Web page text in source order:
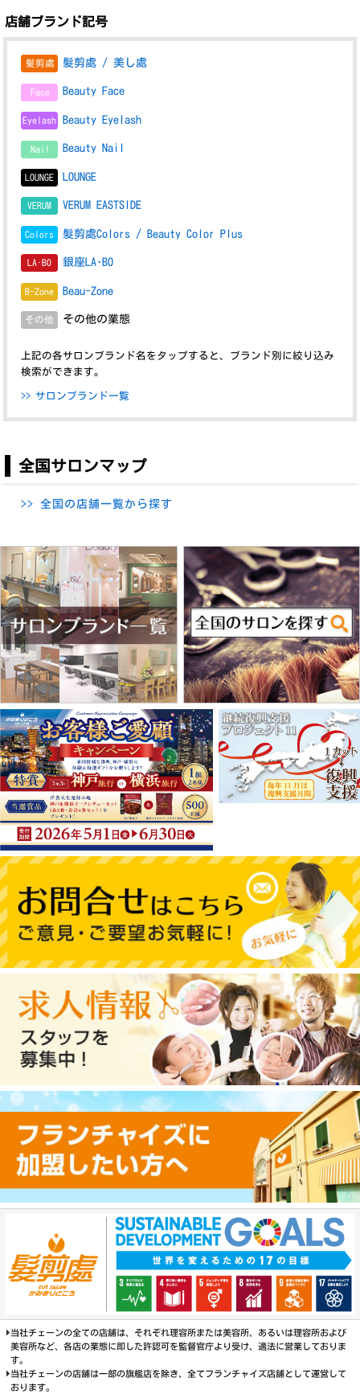
店舗ブランド記号
髪剪處 髮剪處 / 美し處
Face Beauty Face
Eyelash Beauty Eyelash
Nail Beauty Nail
LOUNGE LOUNGE
VERUM VERUM EASTSIDE
Colors 髮剪處Colors / Beauty Color Plus
LA･BO 銀座LA･BO
B-Zone Beau-Zone
その他 その他の業態
上記の各サロンブランド名をタップすると、ブランド別に絞り込み
検索ができます。
>> サロンブランド一覧
全国サロンマップ
>> 全国の店舗一覧から探す
当社チェーンの全ての店舗は、それぞれ理容所または美容所、あるいは理容所および
美容所など、各店の業態に即した許認可を監督官庁より受け、適法に営業しておりま
す。
当社チェーンの店舗は一部の旗艦店を除き、全てフランチャイズ店舗として運営して
おります。